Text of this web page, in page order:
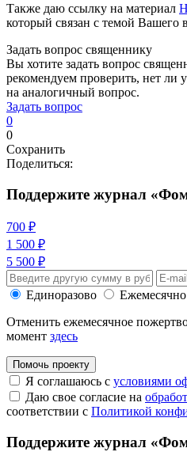
Также даю ссылку на материал
который связан с темой Вашего
Задать вопрос священнику
Вы хотите задать вопрос
рекомендуем проверить, нет ли
на аналогичный вопрос.
Задать вопрос
0
0
Сохранить
Поделиться:
Поддержите журнал
700 ₽
1 500 ₽
5 500 ₽
Единоразово
Ежемесячно
Отменить ежемесячное
момент здесь
Помочь проекту
Я соглашаюсь с условиями
Даю свое согласие на
соответствии с Политикой
Поддержите журнал